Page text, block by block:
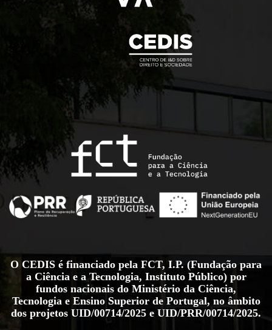
O CEDIS é financiado pela FCT, I.P. (Fundação para
a Ciência e a Tecnologia, Instituto Público) por
fundos nacionais do Ministério da Ciência,
Tecnologia e Ensino Superior de Portugal, no âmbito
dos projetos UID/00714/2025 e UID/PRR/00714/2025.